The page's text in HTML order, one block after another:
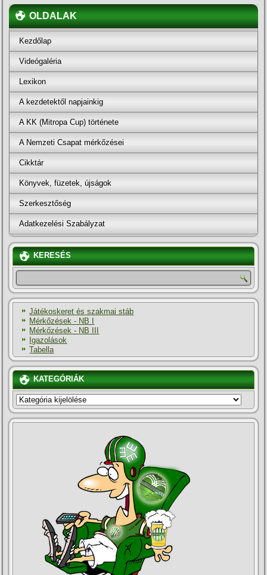
OLDALAK
Kezdőlap
Videógaléria
Lexikon
A kezdetektől napjainkig
A KK (Mitropa Cup) története
A Nemzeti Csapat mérkőzései
Cikktár
Könyvek, füzetek, újságok
Szerkesztőség
Adatkezelési Szabályzat
KERESÉS
Játékoskeret és szakmai stáb
Mérkőzések - NB I
Mérkőzések - NB III
Igazolások
Tabella
KATEGÓRIÁK
KATEGÓRIÁK